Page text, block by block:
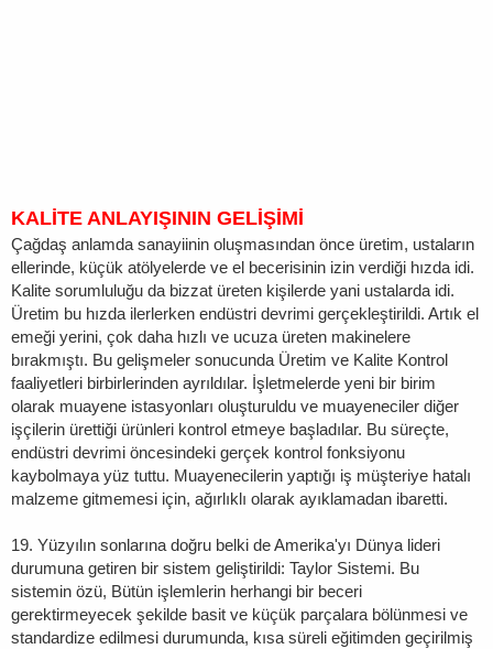
KALİTE ANLAYIŞININ GELİŞİMİ
Çağdaş anlamda sanayiinin oluşmasından önce üretim, ustaların
ellerinde, küçük atölyelerde ve el becerisinin izin verdiği hızda idi.
Kalite sorumluluğu da bizzat üreten kişilerde yani ustalarda idi.
Üretim bu hızda ilerlerken endüstri devrimi gerçekleştirildi. Artık el
emeği yerini, çok daha hızlı ve ucuza üreten makinelere
bırakmıştı. Bu gelişmeler sonucunda Üretim ve Kalite Kontrol
faaliyetleri birbirlerinden ayrıldılar. İşletmelerde yeni bir birim
olarak muayene istasyonları oluşturuldu ve muayeneciler diğer
işçilerin ürettiği ürünleri kontrol etmeye başladılar. Bu süreçte,
endüstri devrimi öncesindeki gerçek kontrol fonksiyonu
kaybolmaya yüz tuttu. Muayenecilerin yaptığı iş müşteriye hatalı
malzeme gitmemesi için, ağırlıklı olarak ayıklamadan ibaretti.
19. Yüzyılın sonlarına doğru belki de Amerika'yı Dünya lideri
durumuna getiren bir sistem geliştirildi: Taylor Sistemi. Bu
sistemin özü, Bütün işlemlerin herhangi bir beceri
gerektirmeyecek şekilde basit ve küçük parçalara bölünmesi ve
standardize edilmesi durumunda, kısa süreli eğitimden geçirilmiş